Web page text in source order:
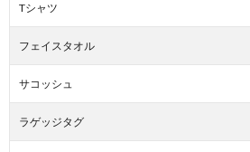
Tシャツ
フェイスタオル
サコッシュ
ラゲッジタグ